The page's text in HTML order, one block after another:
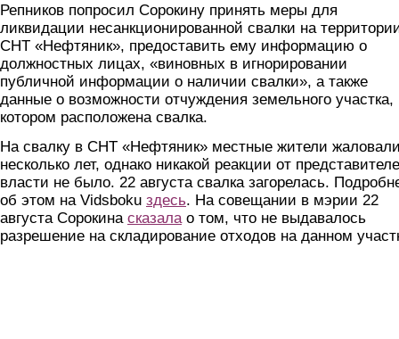
Репников попросил Сорокину принять меры для
ликвидации несанкционированной свалки на
СНТ «Нефтяник», предоставить ему информацию о
должностных лицах, «виновных в игнорировании
публичной информации о наличии свалки», а также
данные о возможности отчуждения земельного участка,
котором расположена свалка.
На свалку в СНТ «Нефтяник» местные жители
несколько лет, однако никакой реакции от
власти не было. 22 августа свалка загорелась.
об этом на Vidsboku здесь. На совещании в мэрии 22
августа Сорокина сказалао том, что не выдавалось
разрешение на складирование отходов на данном